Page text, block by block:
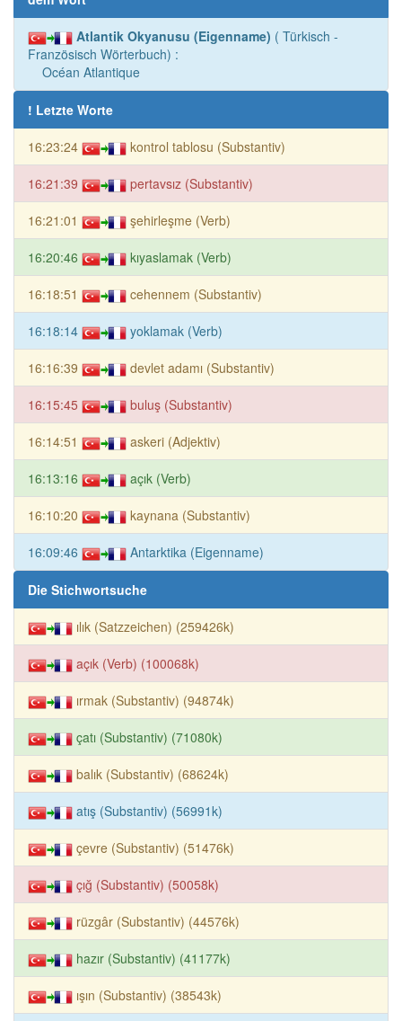
Atlantik Okyanusu (Eigenname) ( Türkisch -
Französisch Wörterbuch) :
Océan Atlantique
! Letzte Worte
16:23:24 kontrol tablosu (Substantiv)
16:21:39 pertavsız (Substantiv)
16:21:01 şehirleşme (Verb)
16:20:46 kıyaslamak (Verb)
16:18:51 cehennem (Substantiv)
16:18:14 yoklamak (Verb)
16:16:39 devlet adamı (Substantiv)
16:15:45 buluş (Substantiv)
16:14:51 askeri (Adjektiv)
16:13:16 açık (Verb)
16:10:20 kaynana (Substantiv)
16:09:46 Antarktika (Eigenname)
Die Stichwortsuche
ılık (Satzzeichen) (259426k)
açık (Verb) (100068k)
ırmak (Substantiv) (94874k)
çatı (Substantiv) (71080k)
balık (Substantiv) (68624k)
atış (Substantiv) (56991k)
çevre (Substantiv) (51476k)
çığ (Substantiv) (50058k)
rüzgâr (Substantiv) (44576k)
hazır (Substantiv) (41177k)
ışın (Substantiv) (38543k)